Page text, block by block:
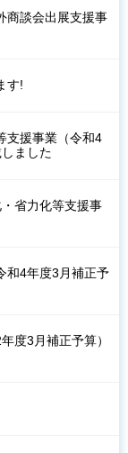
商談会出展支援事
す!
支援事業（令和4
ました
省力化等支援事
和4年度3月補正予
度3月補正予算）